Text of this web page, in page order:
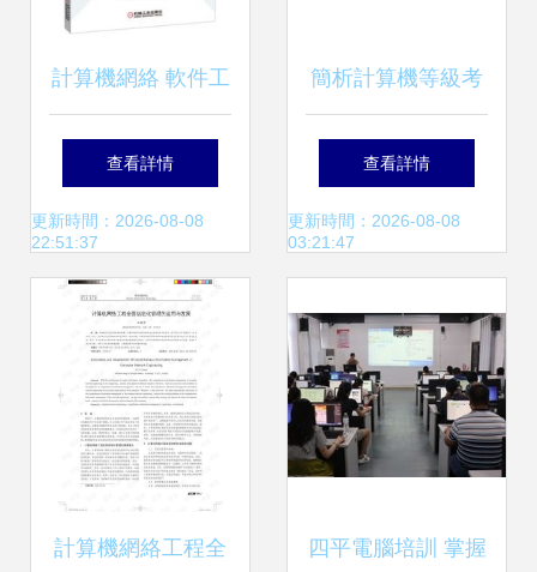
計算機網絡 軟件工
程視野下的網絡工
程與方法學實踐
查看詳情
更新時間：2026-08-08
22:51:37
簡析計算機等級考
試中的計算機網絡
工程科目 入門指南
查看詳情
更新時間：2026-08-08
03:21:47
計算機網絡工程全 四平電腦培訓 掌握